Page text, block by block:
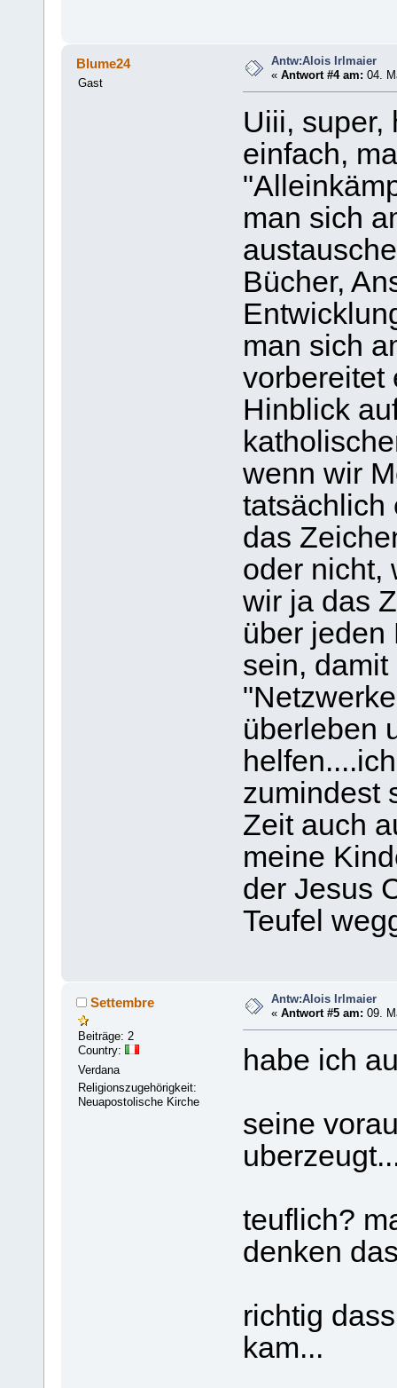
Blume24
Gast
Antw:Alois Irlmaier
«Antwort #4 am: 04.
Uiii, super,
einfach,
man sich
Bücher,
man sich
vorbereitet
Hinblick
wenn wir
tatsächlich
das
oder nicht,
wir ja das
über jeden
sein,
überleben
zumindest
Zeit auch
meine
der Jesus
Teufel
Settembre
Beiträge: 2
Country:
Verdana
Religionszugehörigkeit:
Neuapostolische Kirche
Antw:Alois Irlmaier
«Antwort #5 am: 09.
habe ich
seine
teuflich?
denken
richtig
kam...